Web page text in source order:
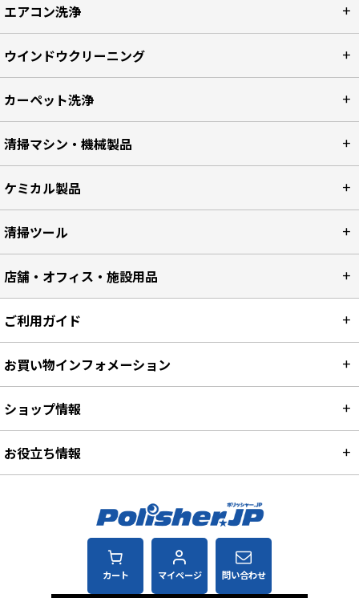
エアコン洗浄
ウインドウクリーニング
カーペット洗浄
清掃マシン・機械製品
ケミカル製品
清掃ツール
店舗・オフィス・施設用品
カート マイページ 問い合わせ
ご利用ガイド
お買い物インフォメーション
ショップ情報
お役立ち情報